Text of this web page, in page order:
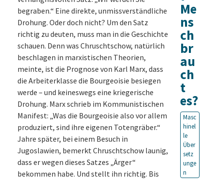
begraben.“ Eine direkte, unmissverständliche
Drohung. Oder doch nicht? Um den Satz
richtig zu deuten, muss man in die Geschichte
schauen. Denn was Chruschtschow, natürlich
beschlagen in marxistischen Theorien,
meinte, ist die Prognose von Karl Marx, dass
die Arbeiterklasse die Bourgeoisie besiegen
werde – und keineswegs eine kriegerische
Drohung. Marx schrieb im Kommunistischen
Manifest: „Was die Bourgeoisie also vor allem
produziert, sind ihre eigenen Totengräber.“
Jahre später, bei einem Besuch in
Jugoslawien, bemerkt Chruschtschow launig,
dass er wegen dieses Satzes „Ärger“
bekommen habe. Und stellt ihn richtig. Bis
Me
ns
ch
br
au
ch
t
es?
Masc
hinel
le
Über
setz
unge
n